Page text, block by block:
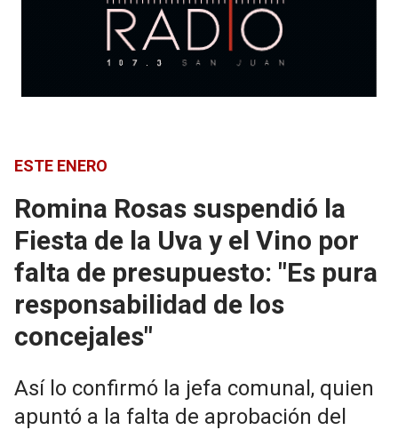
ESTE ENERO
Romina Rosas suspendió la
Fiesta de la Uva y el Vino por
falta de presupuesto: "Es pura
responsabilidad de los
concejales"
Así lo confirmó la jefa comunal, quien
apuntó a la falta de aprobación del